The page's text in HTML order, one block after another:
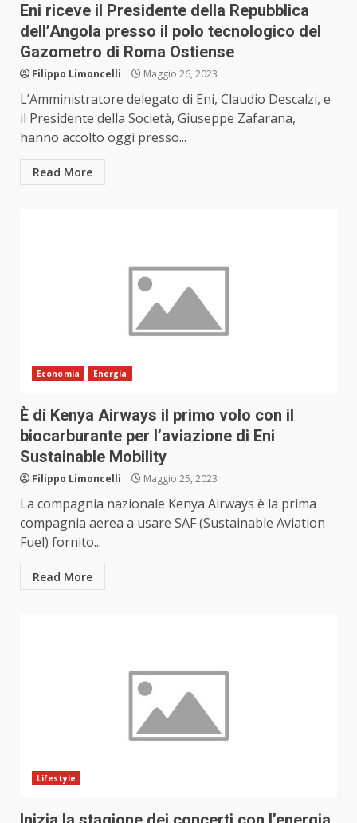
Eni riceve il Presidente della Repubblica
dell’Angola presso il polo tecnologico del
Gazometro di Roma Ostiense
Filippo Limoncelli Maggio 26, 2023
L’Amministratore delegato di Eni, Claudio Descalzi, e
il Presidente della Società, Giuseppe Zafarana,
hanno accolto oggi presso...
Read More
Economia Energia
È di Kenya Airways il primo volo con il
biocarburante per l’aviazione di Eni
Sustainable Mobility
Filippo Limoncelli Maggio 25, 2023
La compagnia nazionale Kenya Airways è la prima
compagnia aerea a usare SAF (Sustainable Aviation
Fuel) fornito...
Read More
Lifestyle